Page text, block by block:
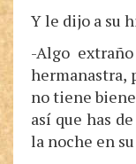
Y le dijo a su
-Algo
hermanastra,
no tiene
así que has
la noche en